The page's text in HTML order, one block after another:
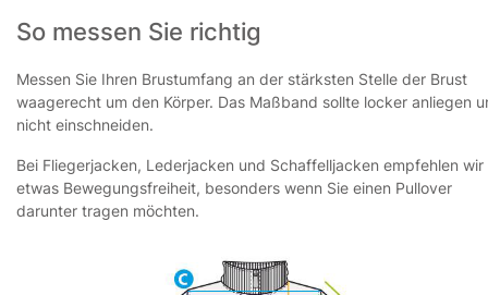
So messen Sie richtig
Messen Sie Ihren Brustumfang an der stärksten Stelle der Brust
waagerecht um den Körper. Das Maßband sollte locker anliegen
nicht einschneiden.
Bei Fliegerjacken, Lederjacken und Schaffelljacken empfehlen wir
etwas Bewegungsfreiheit, besonders wenn Sie einen Pullover
darunter tragen möchten.